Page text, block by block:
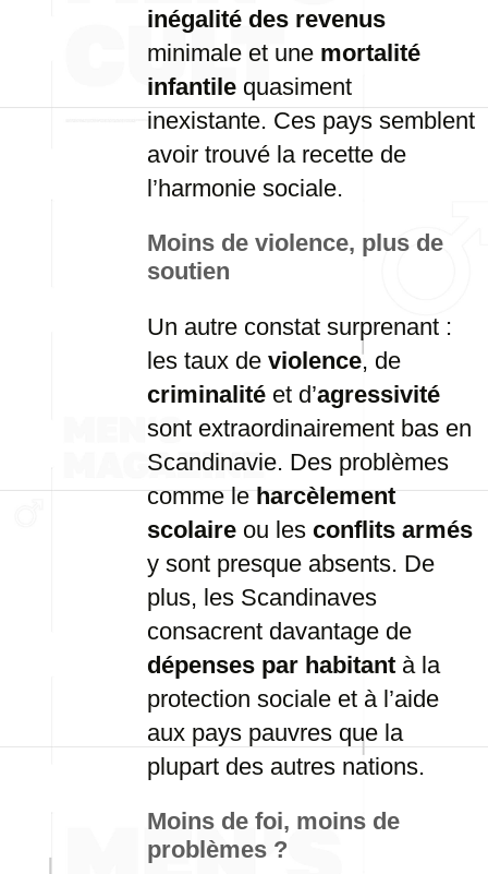
inégalité des revenus
minimale et une mortalité
infantile quasiment
inexistante. Ces pays semblent
avoir trouvé la recette de
l’harmonie sociale.
Moins de violence, plus de
soutien
Un autre constat surprenant :
les taux de violence, de
criminalité et d’agressivité
sont extraordinairement bas en
Scandinavie. Des problèmes
comme leharcèlement
scolaire ou les conflits armés
y sont presque absents. De
plus, les Scandinaves
consacrent davantage de
dépenses par habitant à la
protection sociale et à l’aide
aux pays pauvres que la
plupart des autres nations.
Moins de foi, moins de
problèmes ?